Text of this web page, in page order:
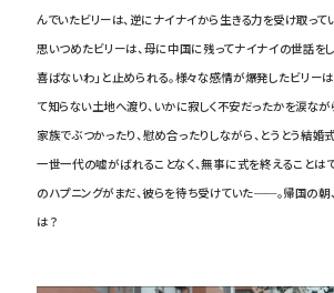
んでいたビリーは、逆にナイナイから生きる力を受け取ってい
思いつめたビリーは、母に中国に残ってナイナイの世話を
喜ばないわ」と止められる。様々な感情が爆発したビリーは
て知らない土地へ渡り、いかに寂しく不安だったかを涙なが
家族でぶつかったり、慰め合ったりしながら、とうとう結婚
一世一代の嘘がばれることなく、無事に式を終えることは
のハプニングがまだ、彼らを待ち受けていた──。帰国の朝
は？